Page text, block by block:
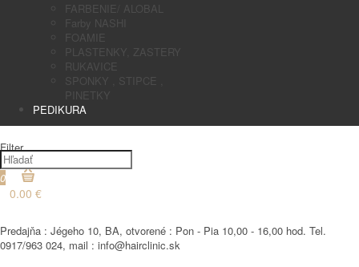
FARBENIE/ ALOBAL
Farby NASHI
FOAMIE
PLASTENKY, ZASTERY
RUKAVICE
SPONKY , STIPCE ,
PINETKY
PEDIKURA
Filter
0
0.00 €
Predajňa : Jégeho 10, BA, otvorené : Pon - Pia 10,00 - 16,00 hod. Tel.
0917/963 024, mail : info@hairclinic.sk